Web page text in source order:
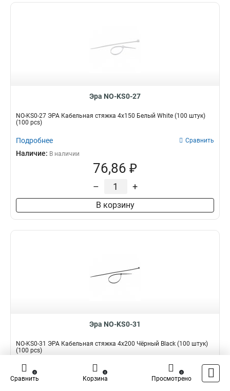
Эра NO-KS0-27
NO-KS0-27 ЭРА Кабельная стяжка 4х150 Белый White (100 штук)
(100 pcs)
Подробнее Сравнить
Наличие: В наличии
76,86 ₽
– +
В корзину
Эра NO-KS0-31
NO-KS0-31 ЭРА Кабельная стяжка 4x200 Чёрный Black (100 штук)
(100 pcs)
Подробнее Сравнить
Наличие:
Сравнить
0
Корзина
0
Просмотрено
0